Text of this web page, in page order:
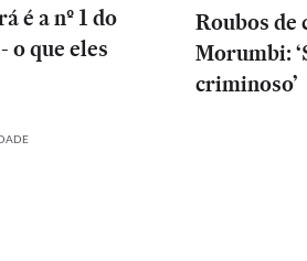
é a nº 1 do
o que eles
Roubos de
Morumbi:
criminoso’